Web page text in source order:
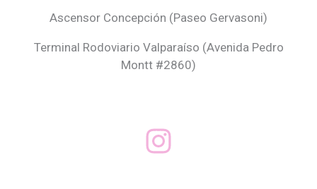
Ascensor Concepción (Paseo Gervasoni)
Terminal Rodoviario Valparaíso (Avenida Pedro
Montt #2860)